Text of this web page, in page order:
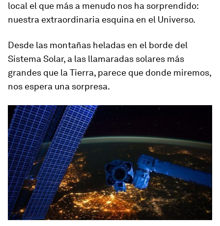
local el que más a menudo nos ha sorprendido:
nuestra extraordinaria esquina en el Universo.
Desde las montañas heladas en el borde del
Sistema Solar, a las llamaradas solares más
grandes que la Tierra, parece que donde miremos,
nos espera una sorpresa.